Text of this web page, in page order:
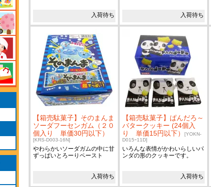
入荷待ち 入荷待ち
【箱売駄菓子】そのまんま
ソーダフーセンガム（２０
個入り 単価30円以下）
[KRS-D003-16N]
やわらかいソーダガムの中に甘
ずっぱいとろーりペースト
入荷待ち
【箱売駄菓子】ぱんだろ～
バタークッキー (24個入
り 単価15円以下）
[YOKN-
D015ｰ11D]
いろんな表情がかわいらしいパ
ンダの形のクッキーです。
入荷待ち